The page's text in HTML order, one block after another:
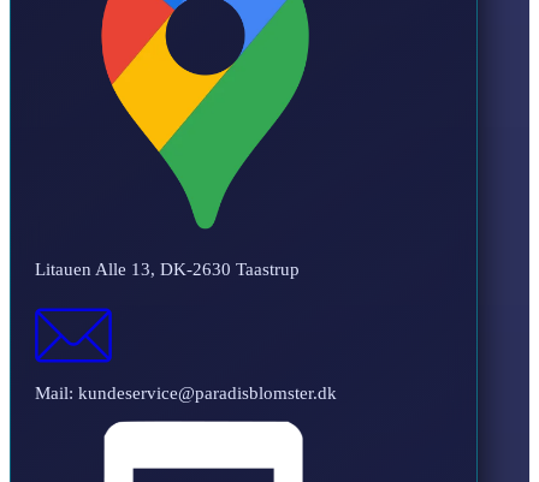
Litauen Alle 13, DK-2630 Taastrup
Mail: kundeservice@paradisblomster.dk